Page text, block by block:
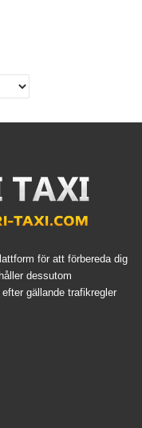
för att förbereda dig
dessutom
gällande trafikregler